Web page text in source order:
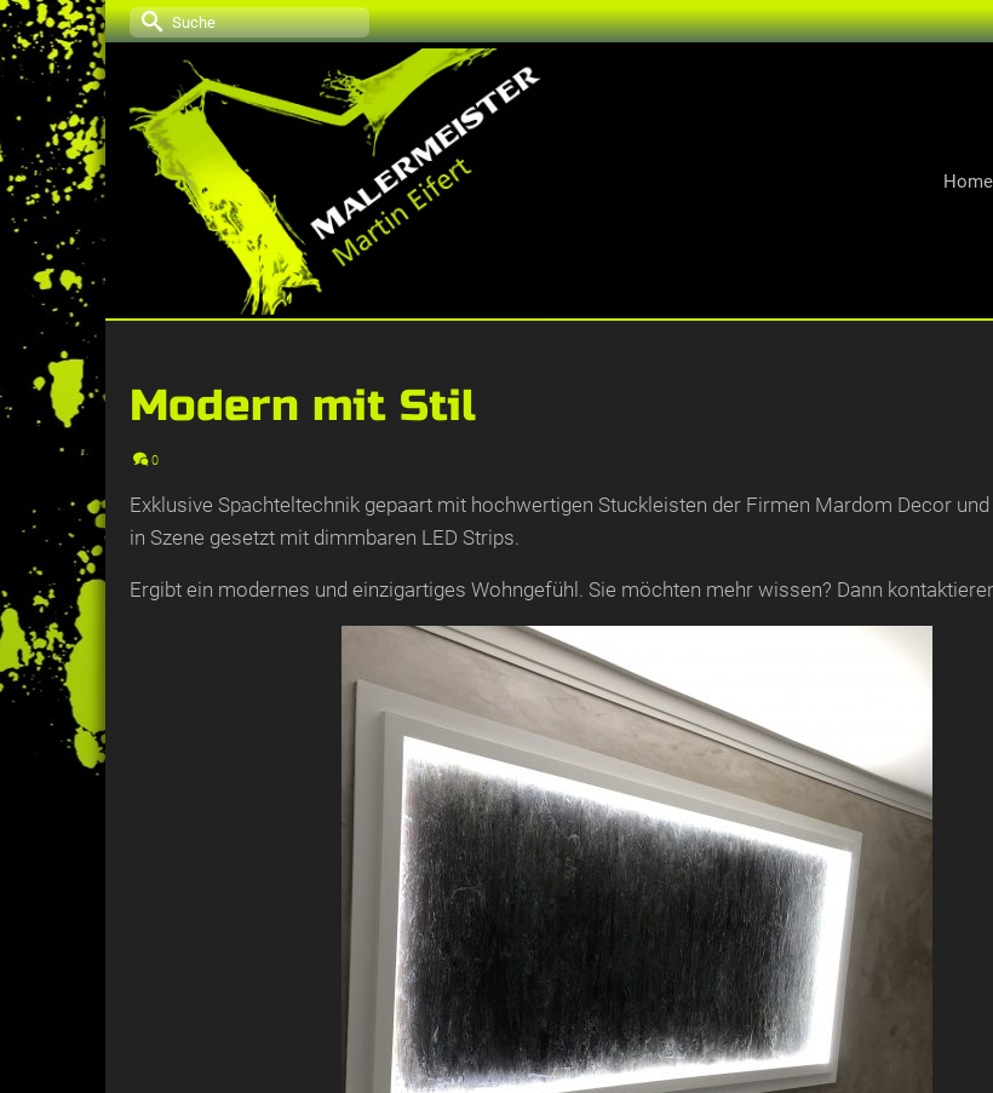
Suche
Home
Modern mit Stil
0
Exklusive Spachteltechnik gepaart mit hochwertigen Stuckleisten der Firmen Mardom Decor
in Szene gesetzt mit dimmbaren LED Strips.
Ergibt ein modernes und einzigartiges Wohngefühl. Sie möchten mehr wissen? Dann